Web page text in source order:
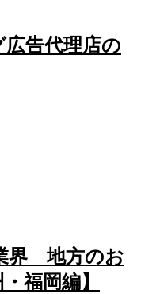
広告代理店の
界 地方のお
福岡編】